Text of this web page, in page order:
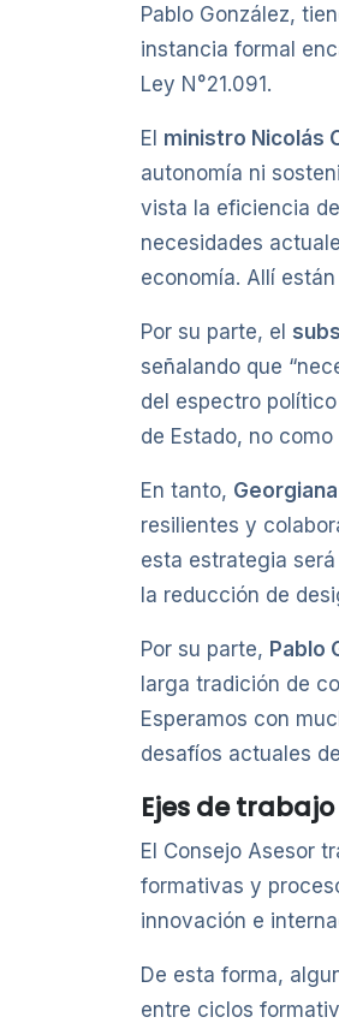
Pablo González,
instancia formal
Ley N°21.091.
El ministro Nicolás
autonomía ni
vista la eficiencia
necesidades
economía. Allí
Por su parte, el
señalando que
del espectro
de Estado, no
En tanto,
resilientes y
esta estrategia
la reducción de
Por su parte, Pablo
larga tradición de
Esperamos con
desafíos actuales
Ejes de
El Consejo Asesor
formativas y
innovación e
De esta forma,
entre ciclos